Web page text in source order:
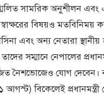
সামরিক অনুশীলন এবং
বিষয়ও মতবিনিময়
এবং অন্য নেতারা স্থানীয়
সম্মানে নেপালের
নৈশভোজেও যোগ দেবেন।
বিকেলেই প্রধানমন্ত্রী